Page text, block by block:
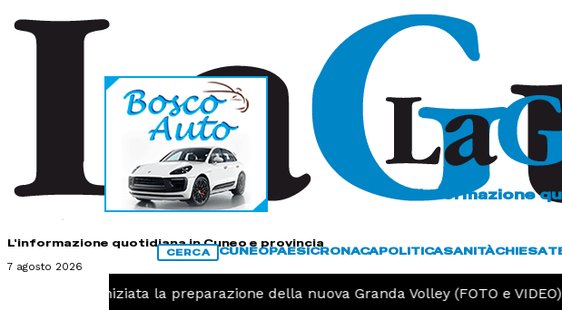
L'informazione quotidiana in Cuneo e provincia
7 agosto 2026
L'informazione
CERCA CUNEOPAESICRONACAPOLITICASANITÀCHIESA
Pallavolo, iniziata la preparazione della nuova Granda Volley (FOTO e VIDEO)